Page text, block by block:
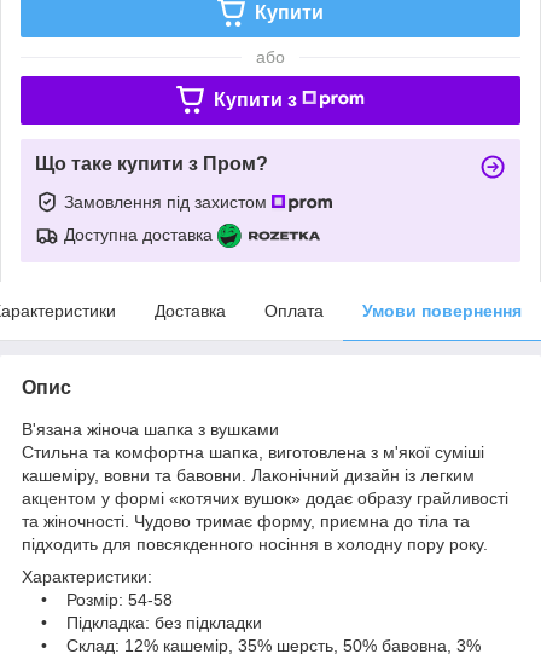
Купити
або
Купити з
Що таке купити з Пром?
Замовлення під захистом
Доступна доставка
Доставка Оплата Умови повернення
Опис
В'язана жіноча шапка з вушками
Стильна та комфортна шапка, виготовлена з м'якої суміші
кашеміру, вовни та бавовни. Лаконічний дизайн із легким
акцентом у формі «котячих вушок» додає образу грайливості
та жіночності. Чудово тримає форму, приємна до тіла та
підходить для повсякденного носіння в холодну пору року.
Характеристики:
• Розмір: 54-58
• Підкладка: без підкладки
• Склад: 12% кашемір, 35% шерсть, 50% бавовна, 3%